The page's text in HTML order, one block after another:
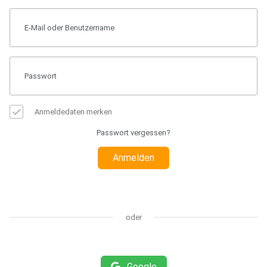
Anmeldedaten merken
Passwort vergessen?
Anmelden
oder